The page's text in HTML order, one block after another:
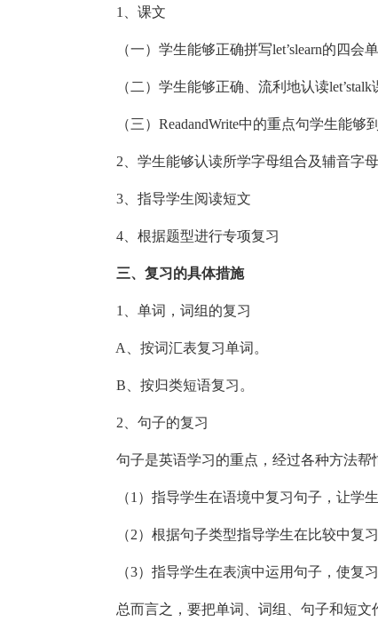
1、课文
（一）学生能够正确拼写let’slearn的四会
（二）学生能够正确、流利地认读let’stalk
（三）ReadandWrite中的重点句学生能够
2、学生能够认读所学字母组合及辅音字母
3、指导学生阅读短文
4、根据题型进行专项复习
三、复习的具体措施
1、单词，词组的复习
A、按词汇表复习单词。
B、按归类短语复习。
2、句子的复习
句子是英语学习的重点，经过各种方法帮
（1）指导学生在语境中复习句子，让学生
（2）根据句子类型指导学生在比较中复习
（3）指导学生在表演中运用句子，使复习
总而言之，要把单词、词组、句子和短文